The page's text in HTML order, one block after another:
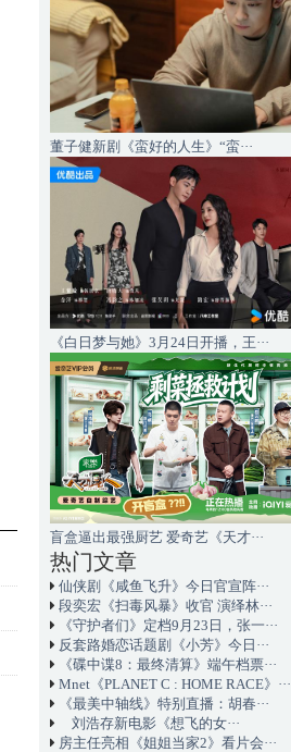
董子健新剧《蛮好的人生》“蛮···
《白日梦与她》3月24日开播，王···
盲盒逼出最强厨艺 爱奇艺《天才···
热门文章
仙侠剧《咸鱼飞升》今日官宣阵···
段奕宏《扫毒风暴》收官 演绎林···
《守护者们》定档9月23日，张一···
反套路婚恋话题剧《小芳》今日···
《碟中谍8：最终清算》端午档票···
Mnet《PLANET C : HOME RACE》···
《最美中轴线》特别直播：胡春···
刘浩存新电影《想飞的女···
房主任亮相《姐姐当家2》看片会···